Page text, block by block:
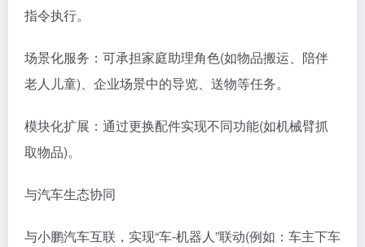
指令执行。
场景化服务：可承担家庭助理角色(如物品搬运、陪伴
老人儿童)、企业场景中的导览、送物等任务。
模块化扩展：通过更换配件实现不同功能(如机械臂抓
取物品)。
与汽车生态协同​
与小鹏汽车互联，实现“车-机器人”联动(例如：车主下车